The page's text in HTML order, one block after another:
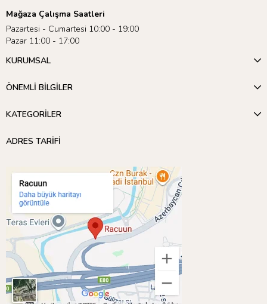
Mağaza Çalışma Saatleri
Pazartesi - Cumartesi 10:00 - 19:00
Pazar 11:00 - 17:00
KURUMSAL
ÖNEMLİ BİLGİLER
KATEGORİLER
ADRES TARİFİ